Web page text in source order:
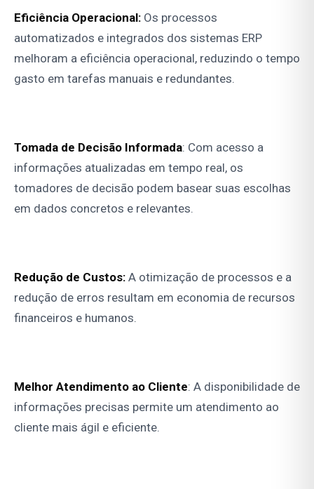
Eficiência Operacional: Os processos
automatizados e integrados dos sistemas ERP
melhoram a eficiência operacional, reduzindo o tempo
gasto em tarefas manuais e redundantes.
Tomada de Decisão Informada: Com acesso a
informações atualizadas em tempo real, os
tomadores de decisão podem basear suas escolhas
em dados concretos e relevantes.
Redução de Custos: A otimização de processos e a
redução de erros resultam em economia de recursos
financeiros e humanos.
Melhor Atendimento ao Cliente: A disponibilidade de
informações precisas permite um atendimento ao
cliente mais ágil e eficiente.